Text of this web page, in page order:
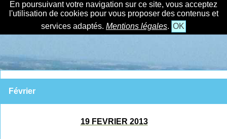
En poursuivant votre navigation sur ce site, vous acceptez
l'utilisation de cookies pour vous proposer des contenus et
services adaptés. Mentions légales. OK
Février
19 FEVRIER 2013